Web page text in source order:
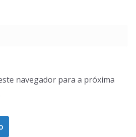
navegador para a próxima